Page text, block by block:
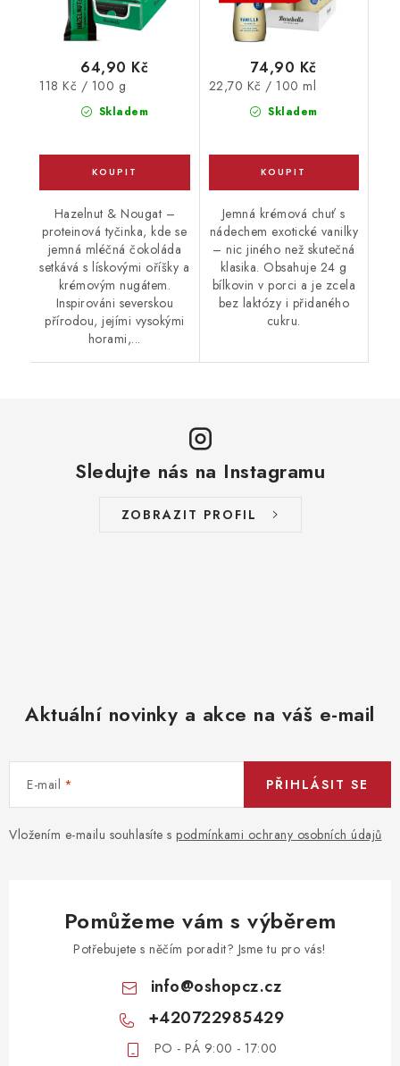
Skladem
64,90 Kč
Měrná
118 Kč / 100 g
Hazelnut & Nougat –
proteinová tyčinka, kde se
jemná mléčná čokoláda
setkává s lískovými oříšky a
krémovým nugátem.
Inspirováni severskou
přírodou, jejími vysokými
horami,...
Skladem
74,90 Kč
Měrná
22,70 Kč / 100 ml
Jemná krémová chuť s
nádechem exotické vanilky
– nic jiného než skutečná
klasika. Obsahuje 24 g
bílkovin v porci a je zcela
bez laktózy i přidaného
cukru.
Sledujte nás na Instagramu
ZOBRAZIT PROFIL
Aktuální novinky a akce na váš e-mail
E-mail
Vložením e-mailu souhlasíte s podmínkami ochrany osobních údajů
PŘIHLÁSIT SE
Pomůžeme vám s výběrem
Potřebujete s něčím poradit? Jsme tu pro vás!
info@oshopcz.cz
+420722985429
PO - PÁ 9:00 - 17:00